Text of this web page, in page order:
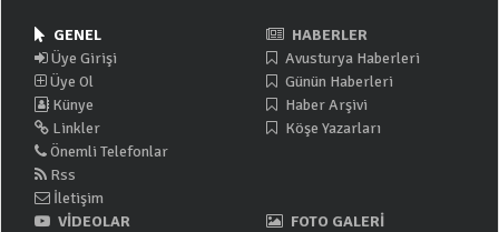
GENEL
Üye Girişi
Üye Ol
Künye
Linkler
Önemli Telefonlar
Rss
İletişim
HABERLER
Avusturya Haberleri
Günün Haberleri
Haber Arşivi
Köşe Yazarları
VİDEOLAR
FOTO GALERİ